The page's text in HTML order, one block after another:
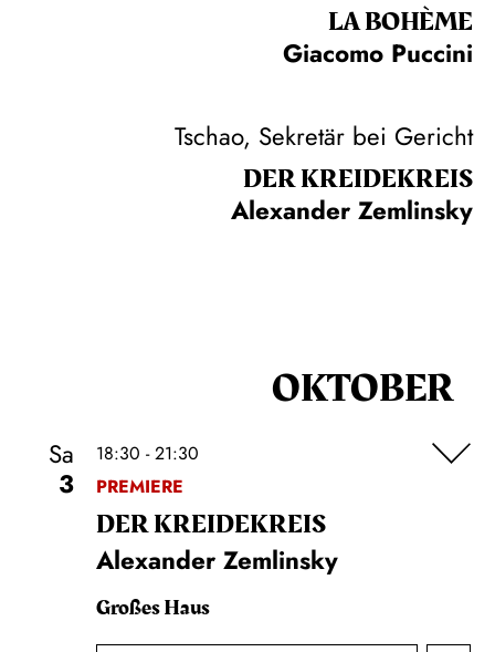
LA BOHÈME
Giacomo Puccini
Tschao, Sekretär bei Gericht
DER KREIDE­KREIS
Alexander Zemlinsky
OKTOBER
Sa
3
18:30 - 21:30
PREMIERE
DER KREIDE­KREIS
Alexander Zemlinsky
Großes Haus